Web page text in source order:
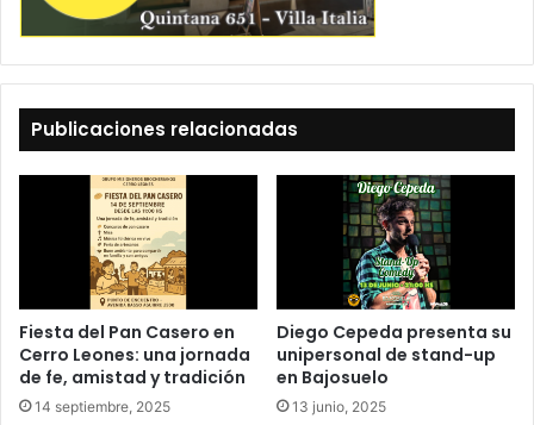
Publicaciones relacionadas
Fiesta del Pan Casero en
Cerro Leones: una jornada
de fe, amistad y tradición
14 septiembre, 2025
Diego Cepeda presenta su
unipersonal de stand-up
en Bajosuelo
13 junio, 2025